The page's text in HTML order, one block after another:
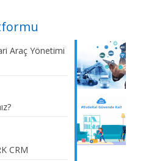
Araç Yönetimi
CRM